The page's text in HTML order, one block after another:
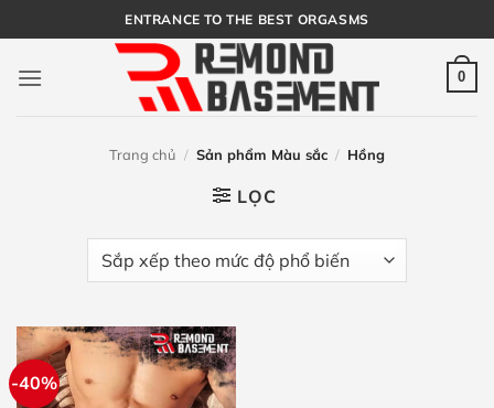
qua
nội
ENTRANCE TO THE BEST ORGASMS
0
Trang chủ / Sản phẩm Màu sắc / Hồng
LỌC
-40%